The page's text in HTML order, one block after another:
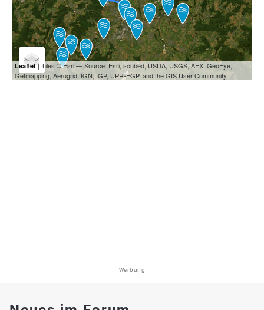
Leaflet| Tiles © Esri — Source: Esri, i-cubed, USDA, USGS, AEX, GeoEye,
Getmapping, Aerogrid, IGN, IGP, UPR-EGP, and the GIS User Community
Werbung